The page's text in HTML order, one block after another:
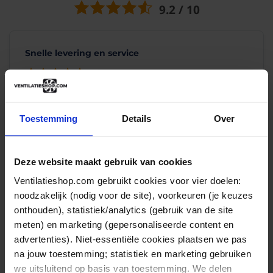
Toestemming Details Over
Deze website maakt gebruik van cookies
Ventilatieshop.com gebruikt cookies voor vier doelen:
noodzakelijk (nodig voor de site), voorkeuren (je keuzes
onthouden), statistiek/analytics (gebruik van de site
meten) en marketing (gepersonaliseerde content en
advertenties). Niet-essentiële cookies plaatsen we pas
na jouw toestemming; statistiek en marketing gebruiken
we uitsluitend op basis van toestemming. We delen
"Snel en correct ontvangen!"
"PERFECT SPUL !!!!!!!!!!!!!!!!!"
(10/10)
"Plakt."
Plakt goed.
17-11-2025
(10/10)
"Super spul"
9.2 / 10
Snelle levering en service
Snelle levering en service toen bleek dat ik niet het
Odile, Zeist
Juiste informatie en aantrekkelijk geprijsd!
Duidelijke en informatieve website met ook nog eens
een vlot...
VandaagFrank, Velserbroek